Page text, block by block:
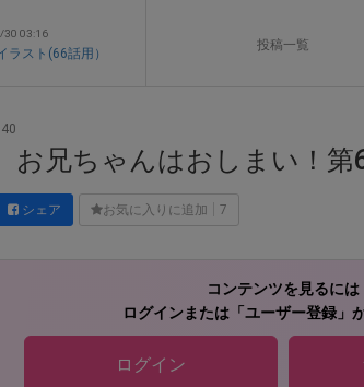
30 03:16
ラスト(66話用）
投稿一覧
お兄ちゃんはおしまい！第
シェア お気に入りに追加 7
コンテンツを見るには
ログインまたは「ユーザー登録」
ログイン